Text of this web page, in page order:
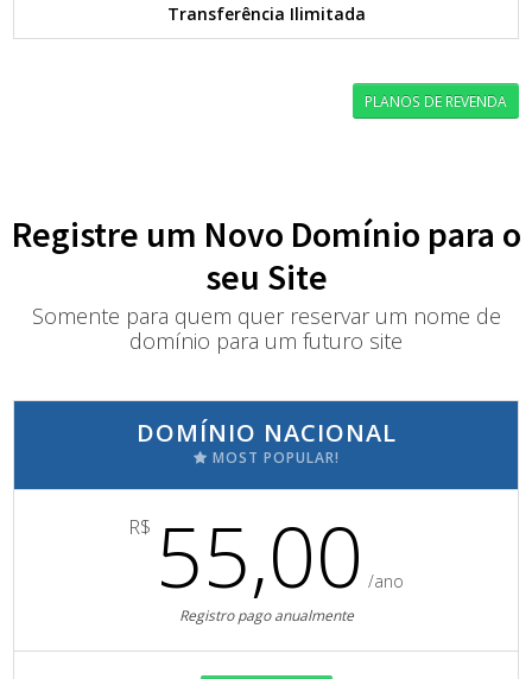
Transferência Ilimitada
PLANOS DE REVENDA
Registre um Novo Domínio para o
seu Site
Somente para quem quer reservar um nome de
domínio para um futuro site
DOMÍNIO NACIONAL
MOST POPULAR!
R$ 55,00 /ano
Registro pago anualmente